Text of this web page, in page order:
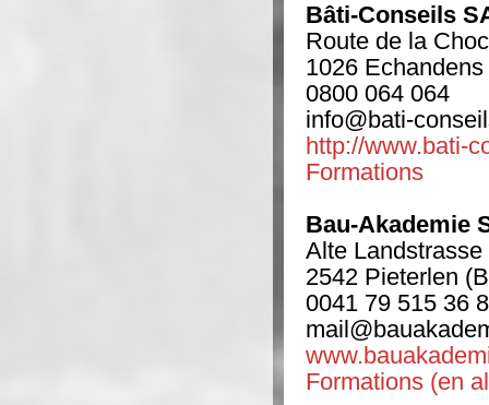
Bâti-Conseils
Route de la
1026 Echandens
0800 064 064
info@bati-
http://www.bati-
Formations
Bau-Akademie
Alte Landstrasse
2542 Pieterlen
0041 79 515 36
Formations (en